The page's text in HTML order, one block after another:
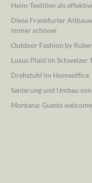
Heim-Textilien als
Diese Frankfurter
immer schöner
Outdoor Fashion by
Luxus Plaid im Schweizer
Drehstuhl im Homeoffice
Sanierung und Umbau
Montana: Guests